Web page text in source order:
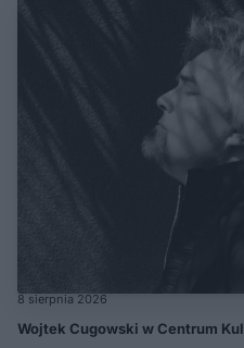
8 sierpnia 2026
Wojtek Cugowski w Centrum